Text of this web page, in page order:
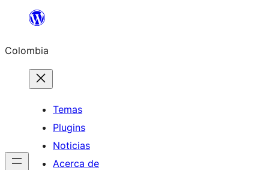
Saltar
contenido
Colombia
Temas
Plugins
Noticias
Acerca de